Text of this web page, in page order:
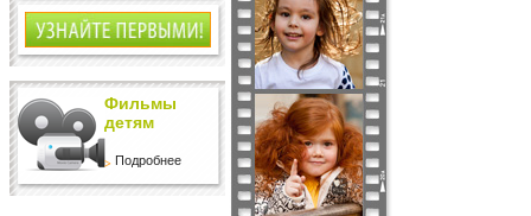
Фильмы
детям
Подробнее